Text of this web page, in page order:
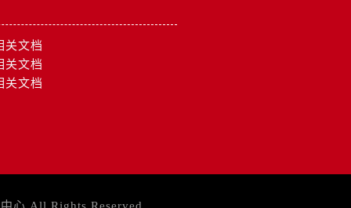
关文档
关文档
关文档
心 All Rights Reserved